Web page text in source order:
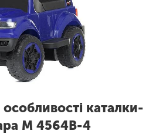
каталки-
M 4564B-4